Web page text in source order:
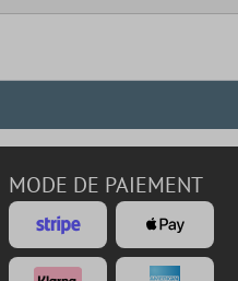
MODE DE PAIEMENT